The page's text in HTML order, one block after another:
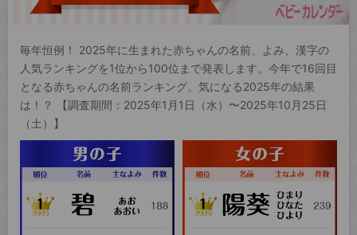
毎年恒例！ 2025年に生まれた赤ちゃんの名前、よみ、漢字の
人気ランキングを1位から100位まで発表します。今年で16回目
となる赤ちゃんの名前ランキング。気になる2025年の結果
は！？ 【調査期間：2025年1月1日（水）〜2025年10月25日
（土）】